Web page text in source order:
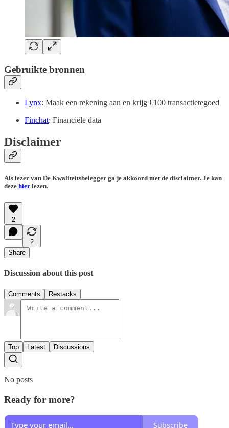
Gebruikte bronnen
Lynx: Maak een rekening aan en krijg €100 transactietegoed
Finchat: Financiële data
Disclaimer
Als lezer van De Kwaliteitsbelegger ga je akkoord met de disclaimer. Je kan
deze hier lezen.
2
2
Share
Discussion about this post
Comments Restacks
Top Latest Discussions
No posts
Ready for more?
Subscribe